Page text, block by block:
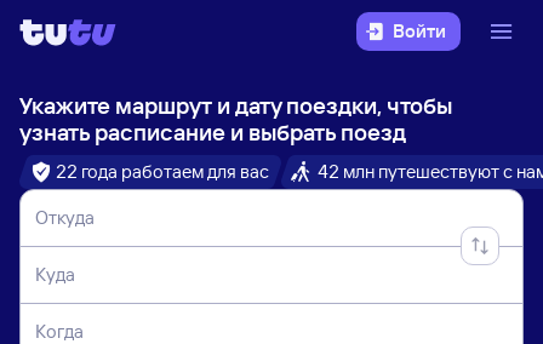
Войти
Укажите маршрут и дату поездки, чтобы
узнать расписание и выбрать поезд
22 года работаем для вас
42 млн путешествуют с
Откуда
Куда
Когда